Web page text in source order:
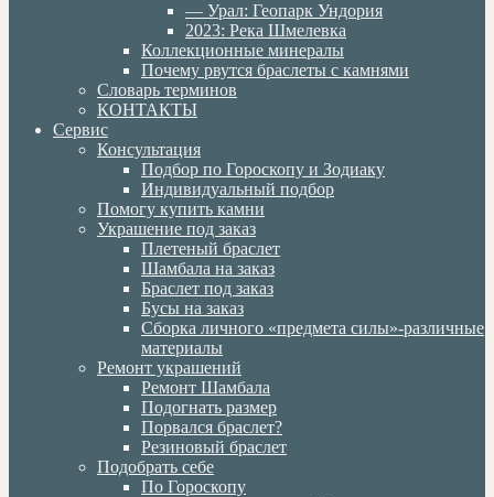
— Урал: Геопарк Ундория
2023: Река Шмелевка
Коллекционные минералы
Почему рвутся браслеты с камнями
Словарь терминов
КОНТАКТЫ
Сервис
Консультация
Подбор по Гороскопу и Зодиаку
Индивидуальный подбор
Помогу купить камни
Украшение под заказ
Плетеный браслет
Шамбала на заказ
Браслет под заказ
Бусы на заказ
Сборка личного «предмета силы»-различные
материалы
Ремонт украшений
Ремонт Шамбала
Подогнать размер
Порвался браслет?
Резиновый браслет
Подобрать себе
По Гороскопу